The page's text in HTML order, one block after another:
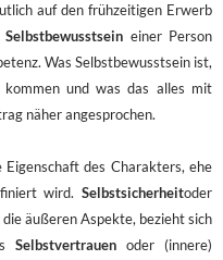
auf den frühzeitigen Erwerb
Selbstbewusstsein einer Person
Was Selbstbewusstsein ist,
und was das alles mit
näher angesprochen.
des Charakters, ehe
wird. Selbstsicherheitoder
äußeren Aspekte, bezieht sich
Selbstvertrauen oder (innere)